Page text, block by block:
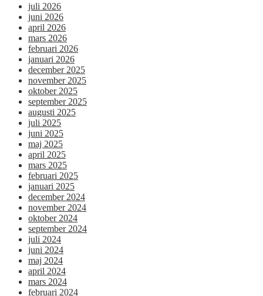
juli 2026
juni 2026
april 2026
mars 2026
februari 2026
januari 2026
december 2025
november 2025
oktober 2025
september 2025
augusti 2025
juli 2025
juni 2025
maj 2025
april 2025
mars 2025
februari 2025
januari 2025
december 2024
november 2024
oktober 2024
september 2024
juli 2024
juni 2024
maj 2024
april 2024
mars 2024
februari 2024